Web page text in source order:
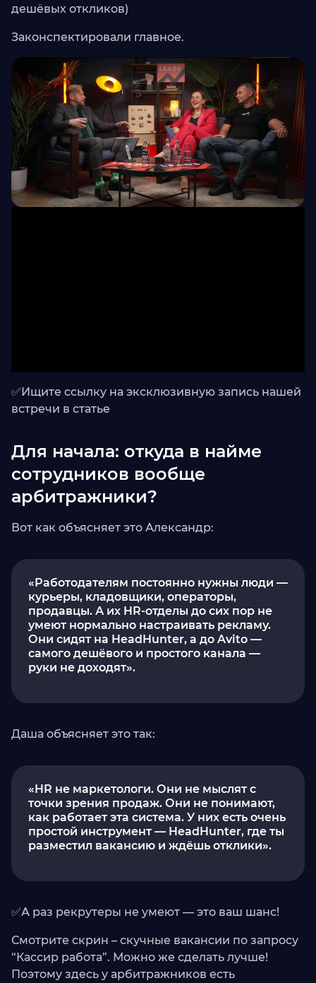
дешёвых откликов)
Законспектировали главное.
✅Ищите ссылку на эксклюзивную запись нашей
встречи в статье
Для начала: откуда в найме
сотрудников вообще
арбитражники?
Вот как объясняет это Александр:
«Работодателям постоянно нужны люди —
курьеры, кладовщики, операторы,
продавцы. А их HR-отделы до сих пор не
умеют нормально настраивать рекламу.
Они сидят на HeadHunter, а до Avito —
самого дешёвого и простого канала —
руки не доходят».
Даша объясняет это так:
«HR не маркетологи. Они не мыслят с
точки зрения продаж. Они не понимают,
как работает эта система. У них есть очень
простой инструмент — HeadHunter, где ты
разместил вакансию и ждёшь отклики».
✅А раз рекрутеры не умеют — это ваш шанс!
Смотрите скрин – скучные вакансии по запросу
“Кассир работа”. Можно же сделать лучше!
Поэтому здесь у арбитражников есть